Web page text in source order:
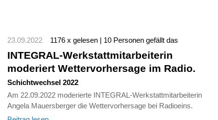
23.09.2022 1176 x gelesen | 10 Personen gefällt das
INTEGRAL-Werkstattmitarbeiterin
moderiert Wettervorhersage im Radio.
Schichtwechsel 2022
Am 22.09.2022 moderierte INTEGRAL-Werkstattmitarbeiterin
Angela Mauersberger die Wettervorhersage bei Radioeins.